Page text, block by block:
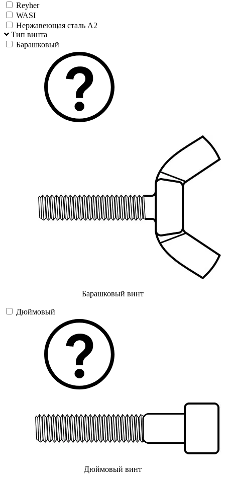
Reyher
WASI
Нержавеющая сталь А2
Тип винта
Барашковый
Барашковый винт
Дюймовый
Дюймовый винт